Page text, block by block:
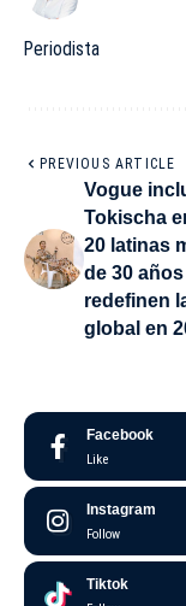
Periodista
PREVIOUS ARTICLE
Vogue
Tokischa
20 latinas
de 30
redefinen
global en
Facebook
Like
Instagram
Follow
Tiktok